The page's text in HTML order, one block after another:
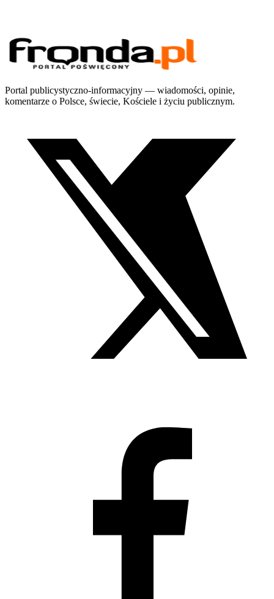
Portal publicystyczno-informacyjny — wiadomości, opinie,
komentarze o Polsce, świecie, Kościele i życiu publicznym.